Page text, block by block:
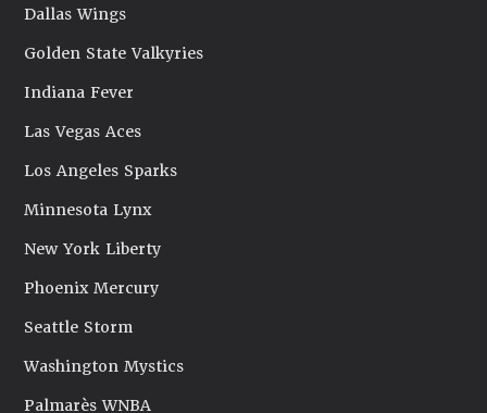
Dallas Wings
Golden State Valkyries
Indiana Fever
Las Vegas Aces
Los Angeles Sparks
Minnesota Lynx
New York Liberty
Phoenix Mercury
Seattle Storm
Washington Mystics
Palmarès WNBA